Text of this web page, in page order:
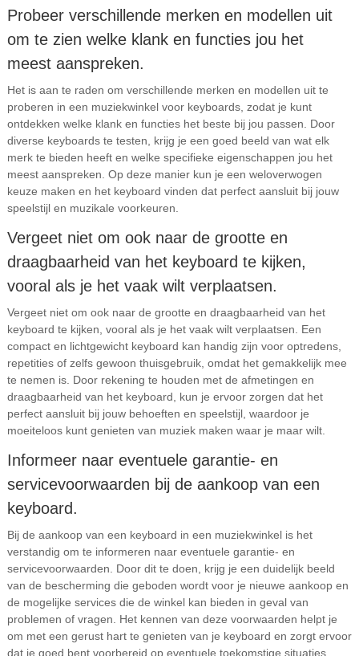
Probeer verschillende merken en modellen uit
om te zien welke klank en functies jou het
meest aanspreken.
Het is aan te raden om verschillende merken en modellen uit te
proberen in een muziekwinkel voor keyboards, zodat je kunt
ontdekken welke klank en functies het beste bij jou passen. Door
diverse keyboards te testen, krijg je een goed beeld van wat elk
merk te bieden heeft en welke specifieke eigenschappen jou het
meest aanspreken. Op deze manier kun je een weloverwogen
keuze maken en het keyboard vinden dat perfect aansluit bij jouw
speelstijl en muzikale voorkeuren.
Vergeet niet om ook naar de grootte en
draagbaarheid van het keyboard te kijken,
vooral als je het vaak wilt verplaatsen.
Vergeet niet om ook naar de grootte en draagbaarheid van het
keyboard te kijken, vooral als je het vaak wilt verplaatsen. Een
compact en lichtgewicht keyboard kan handig zijn voor optredens,
repetities of zelfs gewoon thuisgebruik, omdat het gemakkelijk mee
te nemen is. Door rekening te houden met de afmetingen en
draagbaarheid van het keyboard, kun je ervoor zorgen dat het
perfect aansluit bij jouw behoeften en speelstijl, waardoor je
moeiteloos kunt genieten van muziek maken waar je maar wilt.
Informeer naar eventuele garantie- en
servicevoorwaarden bij de aankoop van een
keyboard.
Bij de aankoop van een keyboard in een muziekwinkel is het
verstandig om te informeren naar eventuele garantie- en
servicevoorwaarden. Door dit te doen, krijg je een duidelijk beeld
van de bescherming die geboden wordt voor je nieuwe aankoop en
de mogelijke services die de winkel kan bieden in geval van
problemen of vragen. Het kennen van deze voorwaarden helpt je
om met een gerust hart te genieten van je keyboard en zorgt ervoor
dat je goed bent voorbereid op eventuele toekomstige situaties.